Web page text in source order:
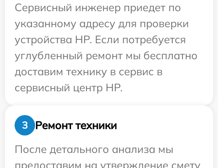
Сервисный инженер приедет по
указанному адресу для проверки
устройства HP. Если потребуется
углубленный ремонт мы бесплатно
доставим технику в сервис в
сервисный центр HP.
3
Ремонт техники
После детального анализа мы